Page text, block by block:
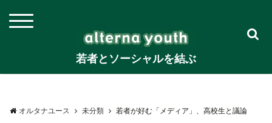
若者とソーシャルを結ぶ
オルタナユース 未分類 若者が好む「メディア」、高校生と議論